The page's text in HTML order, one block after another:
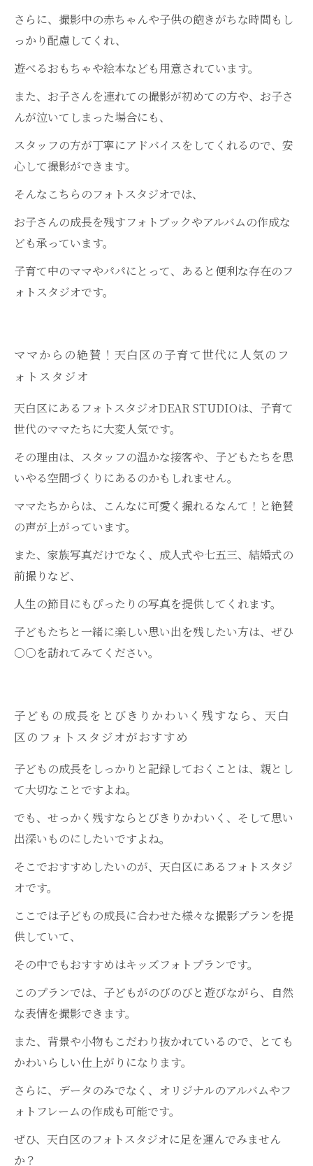
さらに、撮影中の赤ちゃんや子供の飽きがちな時間もし
っかり配慮してくれ、
遊べるおもちゃや絵本なども用意されています。
また、お子さんを連れての撮影が初めての方や、お子さ
んが泣いてしまった場合にも、
スタッフの方が丁寧にアドバイスをしてくれるので、安
心して撮影ができます。
そんなこちらのフォトスタジオでは、
お子さんの成長を残すフォトブックやアルバムの作成な
ども承っています。
子育て中のママやパパにとって、あると便利な存在のフ
ォトスタジオです。
ママからの絶賛！天白区の子育て世代に人気のフ
ォトスタジオ
天白区にあるフォトスタジオDEAR STUDIOは、子育て
世代のママたちに大変人気です。
その理由は、スタッフの温かな接客や、子どもたちを思
いやる空間づくりにあるのかもしれません。
ママたちからは、こんなに可愛く撮れるなんて！と絶賛
の声が上がっています。
また、家族写真だけでなく、成人式や七五三、結婚式の
前撮りなど、
人生の節目にもぴったりの写真を提供してくれます。
子どもたちと一緒に楽しい思い出を残したい方は、ぜひ
○○を訪れてみてください。
子どもの成長をとびきりかわいく残すなら、天白
区のフォトスタジオがおすすめ
子どもの成長をしっかりと記録しておくことは、親とし
て大切なことですよね。
でも、せっかく残すならとびきりかわいく、そして思い
出深いものにしたいですよね。
そこでおすすめしたいのが、天白区にあるフォトスタジ
オです。
ここでは子どもの成長に合わせた様々な撮影プランを提
供していて、
その中でもおすすめはキッズフォトプランです。
このプランでは、子どもがのびのびと遊びながら、自然
な表情を撮影できます。
また、背景や小物もこだわり抜かれているので、とても
かわいらしい仕上がりになります。
さらに、データのみでなく、オリジナルのアルバムやフ
ォトフレームの作成も可能です。
ぜひ、天白区のフォトスタジオに足を運んでみません
か？